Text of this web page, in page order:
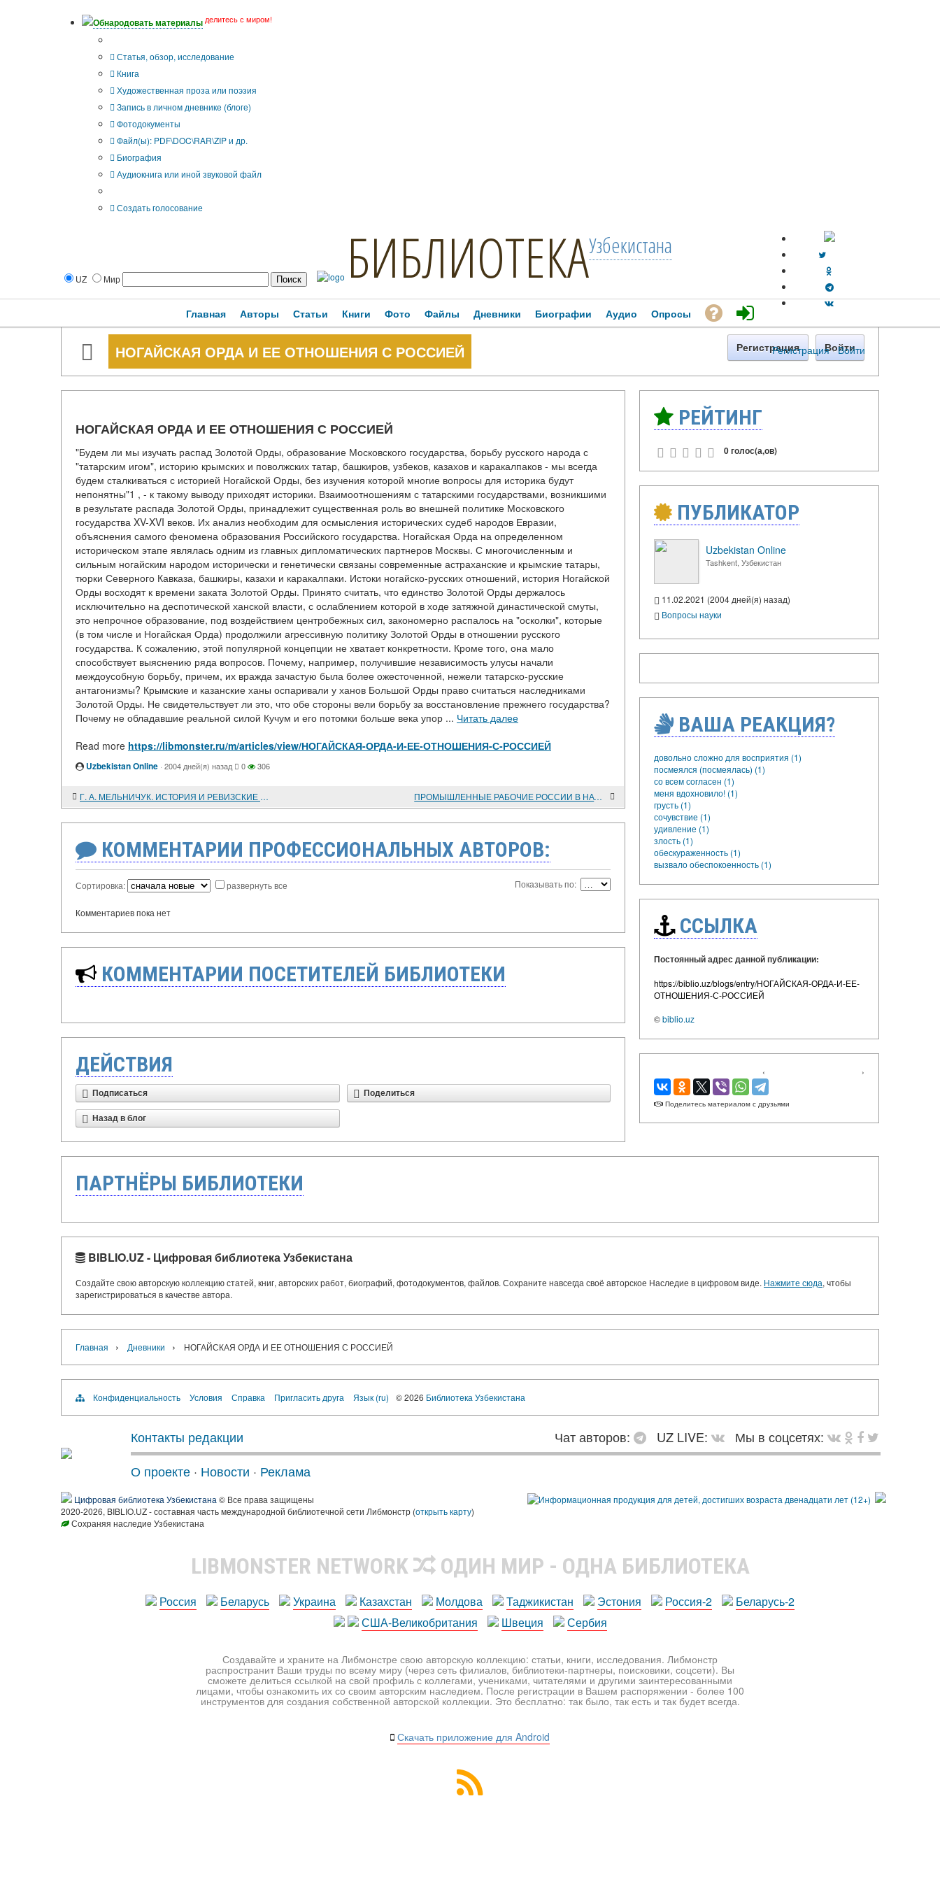
Обнародовать материалы делитесь с миром!
Статья, обзор, исследование
Книга
Художественная проза или поэзия
Запись в личном дневнике (блоге)
Фотодокументы
Файл(ы): PDF\DOC\RAR\ZIP и др.
Биография
Аудиокнига или иной звуковой файл
Создать голосование
UZ Мир БИБЛИОТЕКАУзбекистана
Регистрация · Войти
Главная Авторы Статьи Книги Фото Файлы Дневники Биографии Аудио Опросы
НОГАЙСКАЯ ОРДА И ЕЕ ОТНОШЕНИЯ С РОССИЕЙ Регистрация Войти
НОГАЙСКАЯ ОРДА И ЕЕ ОТНОШЕНИЯ С РОССИЕЙ
"Будем ли мы изучать распад Золотой Орды, образование Московского государства, борьбу русского народа с
"татарским игом", историю крымских и поволжских татар, башкиров, узбеков, казахов и каракалпаков - мы всегда
будем сталкиваться с историей Ногайской Орды, без изучения которой многие вопросы для историка будут
непонятны"1 , - к такому выводу приходят историки. Взаимоотношениям с татарскими государствами, возникшими
в результате распада Золотой Орды, принадлежит существенная роль во внешней политике Московского
государства XV-XVI веков. Их анализ необходим для осмысления исторических судеб народов Евразии,
объяснения самого феномена образования Российского государства. Ногайская Орда на определенном
историческом этапе являлась одним из главных дипломатических партнеров Москвы. С многочисленным и
сильным ногайским народом исторически и генетически связаны современные астраханские и крымские татары,
тюрки Северного Кавказа, башкиры, казахи и каракалпаки. Истоки ногайско-русских отношений, история Ногайской
Орды восходят к времени заката Золотой Орды. Принято считать, что единство Золотой Орды держалось
исключительно на деспотической ханской власти, с ослаблением которой в ходе затяжной династической смуты,
это непрочное образование, под воздействием центробежных сил, закономерно распалось на "осколки", которые
(в том числе и Ногайская Орда) продолжили агрессивную политику Золотой Орды в отношении русского
государства. К сожалению, этой популярной концепции не хватает конкретности. Кроме того, она мало
способствует выяснению ряда вопросов. Почему, например, получившие независимость улусы начали
междоусобную борьбу, причем, их вражда зачастую была более ожесточенной, нежели татарско-русские
антагонизмы? Крымские и казанские ханы оспаривали у ханов Большой Орды право считаться наследниками
Золотой Орды. Не свидетельствует ли это, что обе стороны вели борьбу за восстановление прежнего государства?
Почему не обладавшие реальной силой Кучум и его потомки больше века упор ... Читать далее
Read more https://libmonster.ru/m/articles/view/НОГАЙСКАЯ-ОРДА-И-ЕЕ-ОТНОШЕНИЯ-С-РОССИЕЙ
Uzbekistan Online · 2004 дней(я) назад 0 306
Г. А. МЕЛЬНИЧУК. ИСТОРИЯ И РЕВИЗСКИЕ СКАЗКИ ШАЦКОГО СЕЛА КЕРМИСЬ ПРОМЫШЛЕННЫЕ РАБОЧИЕ РОССИИ В НАЧАЛЕ XX ВЕКА
КОММЕНТАРИИ ПРОФЕССИОНАЛЬНЫХ АВТОРОВ:
Сортировка: развернуть все Показывать по:
Комментариев пока нет
КОММЕНТАРИИ ПОСЕТИТЕЛЕЙ БИБЛИОТЕКИ
ДЕЙСТВИЯ
Подписаться Поделиться
Назад в блог
РЕЙТИНГ
0 голос(а,ов)
ПУБЛИКАТОР
Uzbekistan Online
Tashkent, Узбекистан
11.02.2021 (2004 дней(я) назад)
Вопросы науки
ВАША РЕАКЦИЯ?
довольно сложно для восприятия (1)
посмеялся (посмеялась) (1)
со всем согласен (1)
меня вдохновило! (1)
грусть (1)
сочувствие (1)
удивление (1)
злость (1)
обескураженность (1)
вызвало обеспокоенность (1)
ССЫЛКА
Постоянный адрес данной публикации:
https://biblio.uz/blogs/entry/НОГАЙСКАЯ-ОРДА-И-ЕЕ-
ОТНОШЕНИЯ-С-РОССИЕЙ
©biblio.uz
‹ ›
Поделитесь материалом с друзьями
ПАРТНЁРЫ БИБЛИОТЕКИ
BIBLIO.UZ - Цифровая библиотека Узбекистана
Создайте свою авторскую коллекцию статей, книг, авторских работ, биографий, фотодокументов, файлов. Сохраните навсегда своё авторское Наследие в цифровом виде. Нажмите сюда, чтобы
зарегистрироваться в качестве автора.
Главная › Дневники › НОГАЙСКАЯ ОРДА И ЕЕ ОТНОШЕНИЯ С РОССИЕЙ
Конфиденциальность Условия Справка Пригласить друга Язык (ru) © 2026 Библиотека Узбекистана
Контакты редакции Чат авторов: UZ LIVE:
Мы в соцсетях:
О проекте · Новости · Реклама
Цифровая библиотека Узбекистана © Все права защищены
2020-2026, BIBLIO.UZ - составная часть международной библиотечной сети Либмонстр (открыть карту)
Сохраняя наследие Узбекистана
LIBMONSTER NETWORK ОДИН МИР - ОДНА БИБЛИОТЕКА
Россия Беларусь Украина Казахстан Молдова Таджикистан Эстония Россия-2
Беларусь-2
США-Великобритания
Швеция Сербия
Создавайте и храните на Либмонстре свою авторскую коллекцию: статьи, книги, исследования. Либмонстр
распространит Ваши труды по всему миру (через сеть филиалов, библиотеки-партнеры, поисковики, соцсети). Вы
сможете делиться ссылкой на свой профиль с коллегами, учениками, читателями и другими заинтересованными
лицами, чтобы ознакомить их со своим авторским наследием. После регистрации в Вашем распоряжении - более 100
инструментов для создания собственной авторской коллекции. Это бесплатно: так было, так есть и так будет всегда.
Скачать приложение для Android